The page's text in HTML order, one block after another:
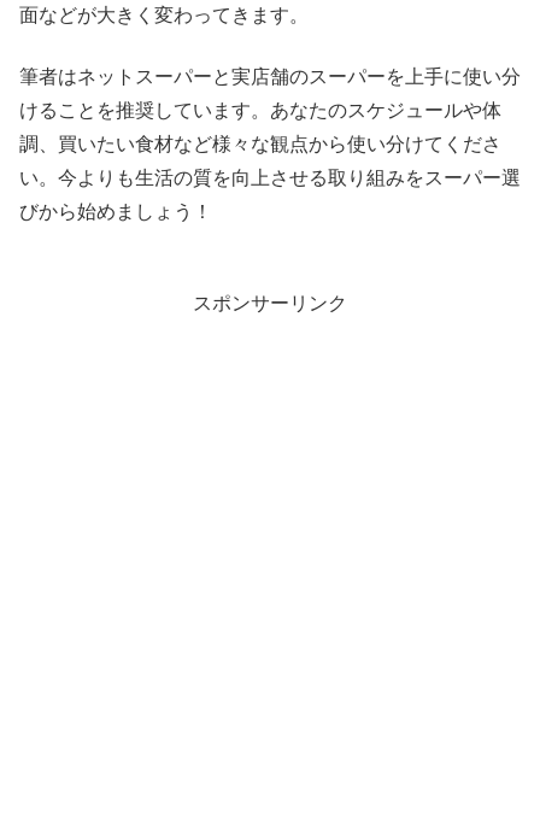
面などが大きく変わってきます。
筆者はネットスーパーと実店舗のスーパーを上手に使い分
けることを推奨しています。あなたのスケジュールや体
調、買いたい食材など様々な観点から使い分けてくださ
い。今よりも生活の質を向上させる取り組みをスーパー選
びから始めましょう！
スポンサーリンク